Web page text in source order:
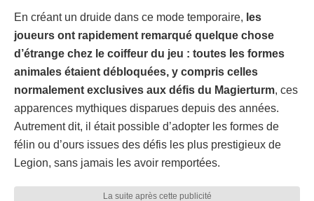
En créant un druide dans ce mode temporaire, les
joueurs ont rapidement remarqué quelque chose
d’étrange chez le coiffeur du jeu : toutes les formes
animales étaient débloquées, y compris celles
normalement exclusives aux défis du Magierturm, ces
apparences mythiques disparues depuis des années.
Autrement dit, il était possible d’adopter les formes de
félin ou d’ours issues des défis les plus prestigieux de
Legion, sans jamais les avoir remportées.